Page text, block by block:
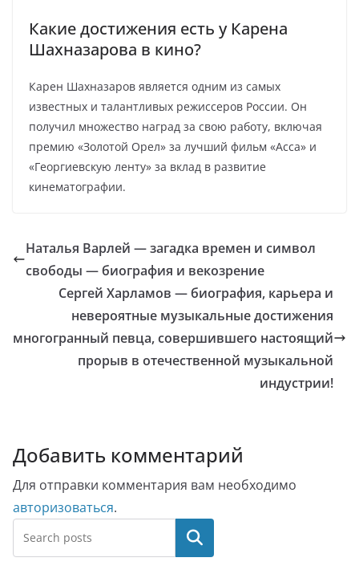
Какие достижения есть у Карена
Шахназарова в кино?
Карен Шахназаров является одним из самых
известных и талантливых режиссеров России. Он
получил множество наград за свою работу, включая
премию «Золотой Орел» за лучший фильм «Асса» и
«Георгиевскую ленту» за вклад в развитие
кинематографии.
Наталья Варлей — загадка времен и символ
свободы — биография и векозрение
Сергей Харламов — биография, карьера и
невероятные музыкальные достижения
многогранный певца, совершившего настоящий
прорыв в отечественной музыкальной
индустрии!
Добавить комментарий
Для отправки комментария вам необходимо
авторизоваться.
Поиск